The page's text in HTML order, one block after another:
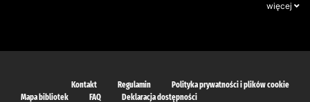
więcej
Kontakt Regulamin
Polityka prywatności i plików cookie
Mapa bibliotek
FAQ Deklaracja dostępności